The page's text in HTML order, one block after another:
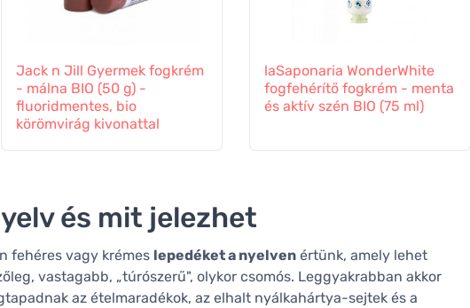
Jack n Jill Gyermek fogkrém
- málna BIO (50 g) -
fluoridmentes, bio
körömvirág kivonattal
laSaponaria WonderWhite
fogfehérítő fogkrém - menta
és aktív szén BIO (75 ml)
és mit jelezhet
fehéres vagy krémes lepedéket a nyelven értünk, amely lehet
vastagabb, „túrószerű", olykor csomós. Leggyakrabban akkor
az ételmaradékok, az elhalt nyálkahártya-sejtek és a